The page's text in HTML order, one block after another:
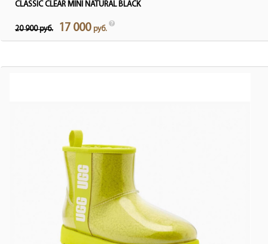
CLASSIC CLEAR MINI NATURAL BLACK
20 900 руб. 17 000 руб.